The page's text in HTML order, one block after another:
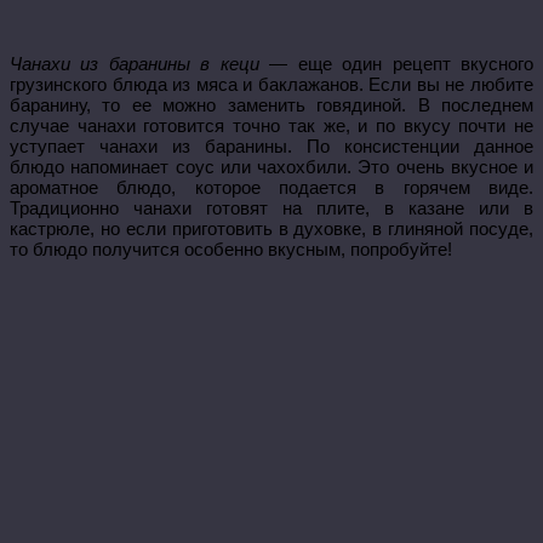
Чанахи из баранины в кеци— еще один рецепт вкусного
грузинского блюда из мяса и баклажанов. Если вы не любите
баранину, то ее можно заменить говядиной. В последнем
случае чанахи готовится точно так же, и по вкусу почти не
уступает чанахи из баранины. По консистенции данное
блюдо напоминает соус или чахохбили. Это очень вкусное и
ароматное блюдо, которое подается в горячем виде.
Традиционно чанахи готовят на плите, в казане или в
кастрюле, но если приготовить в духовке, в глиняной посуде,
то блюдо получится особенно вкусным, попробуйте!